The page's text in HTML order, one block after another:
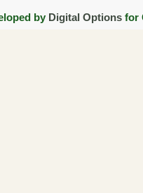
by Digital Optionsfor